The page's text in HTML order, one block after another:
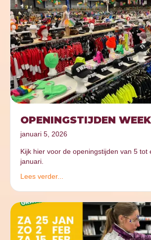
OPENINGSTIJDEN
januari 5, 2026
Kijk hier voor de openingstijden van 5 tot
januari.
Lees verder...